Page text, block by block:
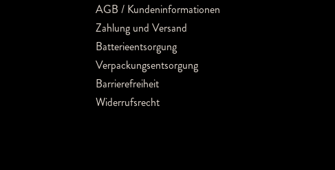
AGB / Kundeninformationen
Zahlung und Versand
Batterieentsorgung
Verpackungsentsorgung
Barrierefreiheit
Widerrufsrecht